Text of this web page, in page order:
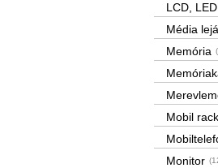
LCD,
Média
Memória
Mobil rack
Monitor